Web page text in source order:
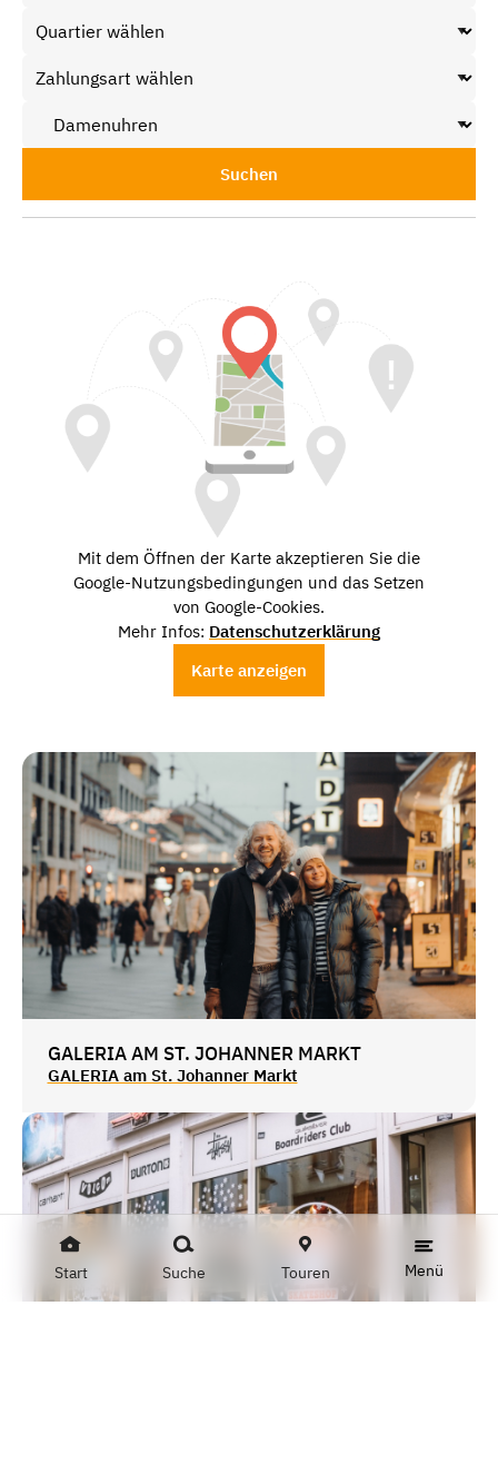
Suchen
Mit dem Öffnen der Karte akzeptieren Sie die
Google-Nutzungsbedingungen und das Setzen
von Google-Cookies.
Mehr Infos: Datenschutzerklärung
Karte anzeigen
GALERIA AM ST. JOHANNER MARKT
GALERIA am St. Johanner Markt
Start Suche Touren Menü